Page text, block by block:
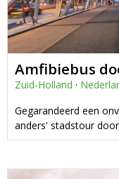
Amfibiebus
Zuid-Holland ·
Gegarandeerd een
anders' stadstour